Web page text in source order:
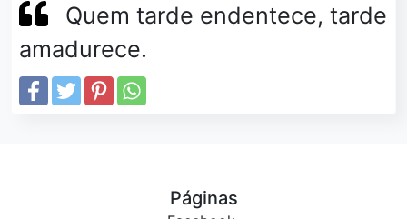
Quem tarde endentece, tarde
amadurece.
Páginas